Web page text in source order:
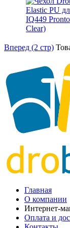
Вперед (2 стр)
Главная
О компании
Интернет-
Оплата и